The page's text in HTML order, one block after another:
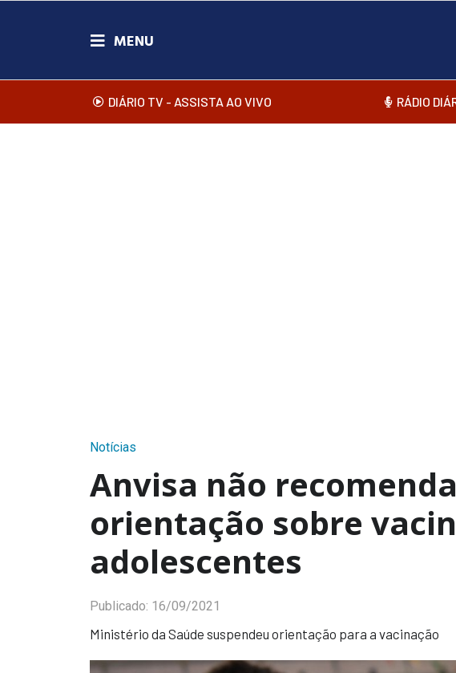
DIÁRIO TV - ASSISTA AO VIVO RÁDIO
Notícias
Anvisa não
orientação sobre
adolescentes
Publicado: 16/09/2021
Ministério da Saúde suspendeu orientação para a vacinação